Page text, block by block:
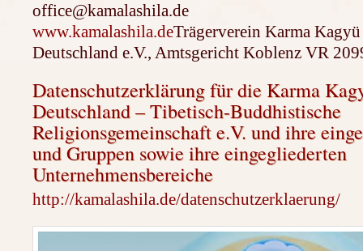
office@kamalashila.de
www.kamalashila.deTrägerverein Karma
Deutschland e.V., Amtsgericht Koblenz VR
Datenschutzerklärung für die Karma
Deutschland – Tibetisch-Buddhistische
Religionsgemeinschaft e.V. und ihre
und Gruppen sowie ihre eingegliederten
Unternehmensbereiche
http://kamalashila.de/datenschutzerklaerung/